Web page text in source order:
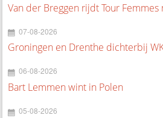
Van der Breggen rijdt Tour Femmes
07-08-2026
Groningen en Drenthe dichterbij
06-08-2026
Bart Lemmen wint in Polen
05-08-2026